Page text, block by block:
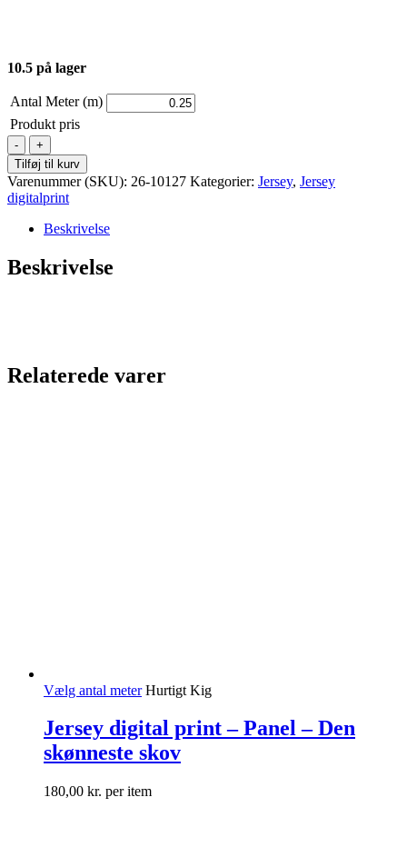
10.5 på lager
Antal Meter (m)
Produkt pris
Jersey
-
Print
-
med
seje
Elge
antal
Tilføj til kurv
Varenummer (SKU): 26-10127 Kategorier: Jersey, Jersey
digitalprint
Beskrivelse
Beskrivelse
Relaterede varer
Vælg antal meter Hurtigt Kig
Jersey digital print – Panel – Den
skønneste skov
180,00 kr. per item